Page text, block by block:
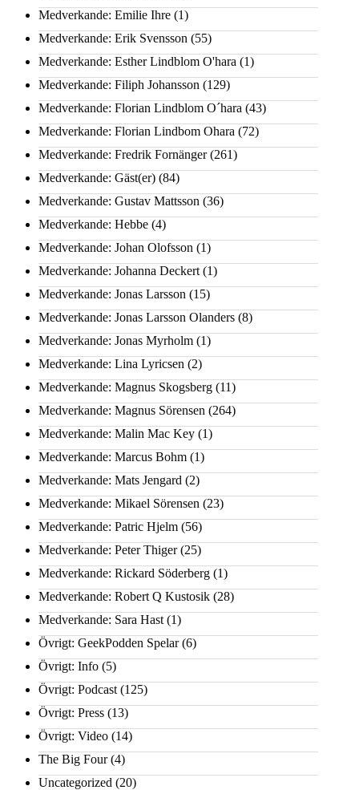
Medverkande: Emilie Ihre (1)
Medverkande: Erik Svensson (55)
Medverkande: Esther Lindblom O'hara (1)
Medverkande: Filiph Johansson (129)
Medverkande: Florian Lindblom O´hara (43)
Medverkande: Florian Lindbom Ohara (72)
Medverkande: Fredrik Fornänger(261)
Medverkande: Gäst(er) (84)
Medverkande: Gustav Mattsson (36)
Medverkande: Hebbe (4)
Medverkande: Johan Olofsson (1)
Medverkande: Johanna Deckert (1)
Medverkande: Jonas Larsson (15)
Medverkande: Jonas Larsson Olanders (8)
Medverkande: Jonas Myrholm (1)
Medverkande: Lina Lyricsen (2)
Medverkande: Magnus Skogsberg (11)
Medverkande: Magnus Sörensen (264)
Medverkande: Malin Mac Key (1)
Medverkande: Marcus Bohm (1)
Medverkande: Mats Jengard (2)
Medverkande: Mikael Sörensen (23)
Medverkande: Patric Hjelm (56)
Medverkande: Peter Thiger(25)
Medverkande: Rickard Söderberg (1)
Medverkande: Robert Q Kustosik (28)
Medverkande: Sara Hast (1)
Övrigt: GeekPodden Spelar(6)
Övrigt: Info (5)
Övrigt: Podcast (125)
Övrigt: Press (13)
Övrigt: Video (14)
The Big Four(4)
Uncategorized (20)